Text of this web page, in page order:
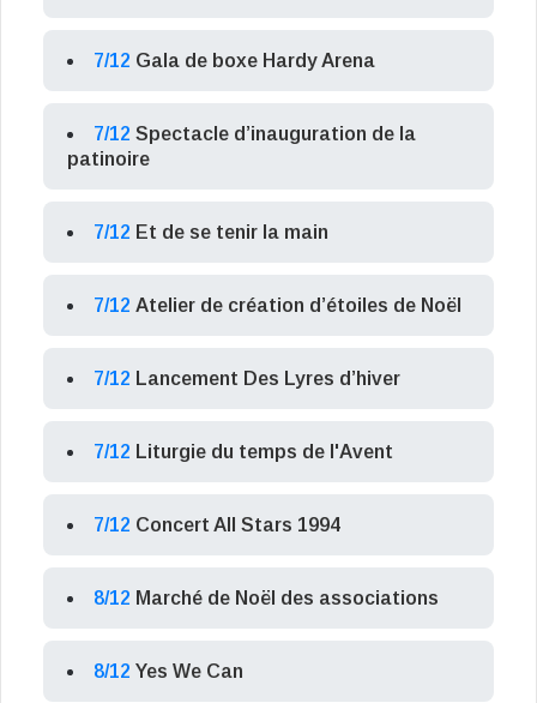
7/12 Gala de boxe Hardy Arena
7/12 Spectacle d’inauguration de la
patinoire
7/12 Et de se tenir la main
7/12 Atelier de création d’étoiles de Noël
7/12 Lancement Des Lyres d’hiver
7/12 Liturgie du temps de l'Avent
7/12 Concert All Stars 1994
8/12 Marché de Noël des associations
8/12 Yes We Can